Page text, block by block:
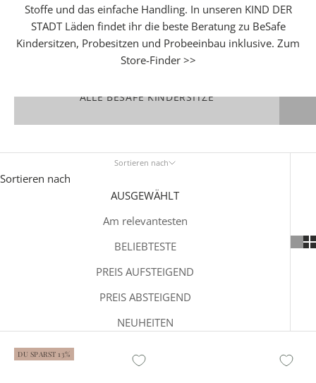
Stoffe und das einfache Handling. In unseren KIND DER
STADT Läden findet ihr die beste Beratung zu BeSafe
Kindersitzen, Probesitzen und Probeeinbau inklusive. Zum
Store-Finder >>
ALLE BESAFE KINDERSITZE
Sortieren nach
Sortieren nach
AUSGEWÄHLT
Am relevantesten
BELIEBTESTE
PREIS AUFSTEIGEND
PREIS ABSTEIGEND
NEUHEITEN
DU SPARST 13%